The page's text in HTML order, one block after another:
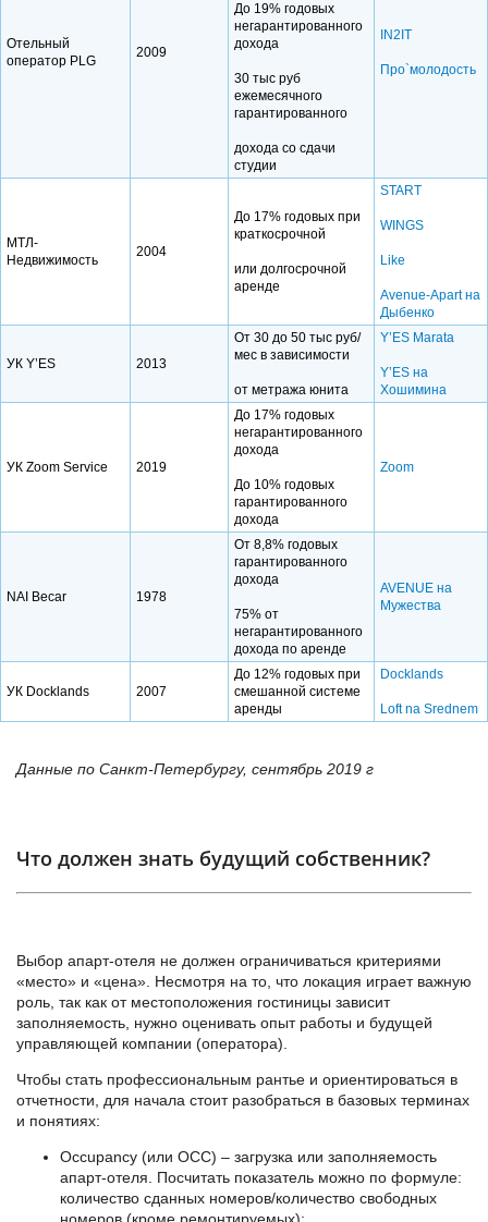
Отельный
оператор PLG
2009
До 19% годовых
негарантированного
дохода
30 тыс руб
ежемесячного
гарантированного
дохода со сдачи
студии
IN2IT
Про`молодость
МТЛ-
Недвижимость
2004
До 17% годовых при
краткосрочной
или долгосрочной
аренде
START
WINGS
Like
Avenue-Apart на
Дыбенко
УК Y’ES 2013
От 30 до 50 тыс руб/
мес в зависимости
от метража юнита
Y’ES Marata
Y’ES на
Хошимина
УК Zoom Service 2019
До 17% годовых
негарантированного
дохода
До 10% годовых
гарантированного
дохода
Zoom
NAI Becar 1978
От 8,8% годовых
гарантированного
дохода
75% от
негарантированного
дохода по аренде
AVENUE на
Мужества
УК Docklands 2007
До 12% годовых при
смешанной системе
аренды
Docklands
Loft na Srednem
Данные по Санкт-Петербургу, сентябрь 2019 г
Что должен знать будущий собственник?
Выбор апарт-отеля не должен ограничиваться критериями
«место» и «цена». Несмотря на то, что локация играет важную
роль, так как от местоположения гостиницы зависит
заполняемость, нужно оценивать опыт работы и будущей
управляющей компании (оператора).
Чтобы стать профессиональным рантье и ориентироваться в
отчетности, для начала стоит разобраться в базовых терминах
и понятиях:
Occupancy (или ОСС) – загрузка или заполняемость
апарт-отеля. Посчитать показатель можно по формуле:
количество сданных номеров/количество свободных